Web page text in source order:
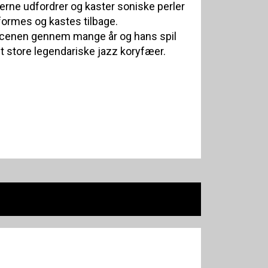
udfordrer og kaster soniske perler
og kastes tilbage.
gennem mange år og hans spil
store legendariske jazz koryfæer.